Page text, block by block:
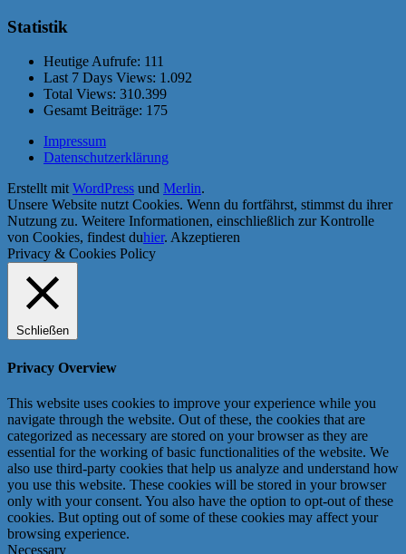
Statistik
Heutige Aufrufe: 111
Last 7 Days Views: 1.092
Total Views: 310.399
Gesamt Beiträge: 175
Impressum
Datenschutzerklärung
Erstellt mit WordPress und Merlin.
Unsere Website nutzt Cookies. Wenn du fortfährst, stimmst du ihrer
Nutzung zu. Weitere Informationen, einschließlich zur Kontrolle
von Cookies, findest duhier. Akzeptieren
Privacy & Cookies Policy
Schließen
Privacy Overview
This website uses cookies to improve your experience while you
navigate through the website. Out of these, the cookies that are
categorized as necessary are stored on your browser as they are
essential for the working of basic functionalities of the website. We
also use third-party cookies that help us analyze and understand how
you use this website. These cookies will be stored in your browser
only with your consent. You also have the option to opt-out of these
cookies. But opting out of some of these cookies may affect your
browsing experience.
Necessary